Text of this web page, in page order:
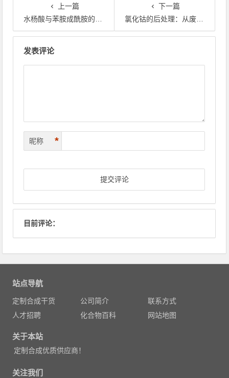
上一篇
水杨酸与苯胺成酰胺的反应——水杨酰苯胺的合成研究进展
下一篇
氯化钴的后处理：从废水回收到产品纯化
发表评论
昵称 *
目前评论：
站点导航
定制合成干货 公司简介
联系方式
人才招聘
化合物百科 网站地图
关于本站
定制合成优质供应商！
关注我们